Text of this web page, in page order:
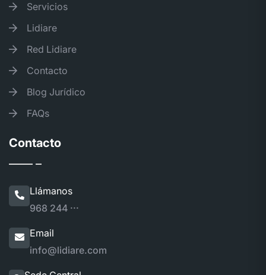
Servicios
Lidiare
Red Lidiare
Contacto
Blog Jurídico
FAQs
Contacto
Llámanos
968 244 ···
Email
info@lidiare.com